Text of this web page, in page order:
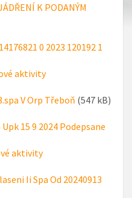
K PODANÝM
0 2023 120192 1
aktivity
V Orp Třeboň (547 kB)
15 9 2024 Podepsane
aktivity
Ii Spa Od 20240913